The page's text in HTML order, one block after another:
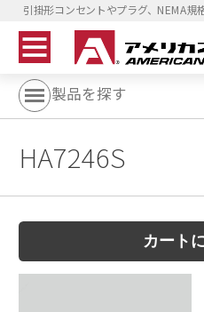
引掛形コンセントやプラグ、NEMA規
製品を探す
HA7246S